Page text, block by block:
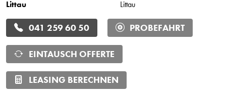
Littau
Littau
041 259 60 50 PROBEFAHRT
EINTAUSCH OFFERTE
LEASING BERECHNEN